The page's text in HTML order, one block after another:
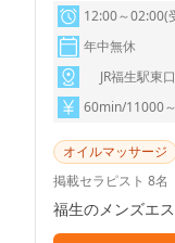
12:00～02:00(
年中無休
JR福生駅東
60min/11000～
オイルマッサージ
掲載セラピスト 8名
福生のメンズエ
じる事のなかっ